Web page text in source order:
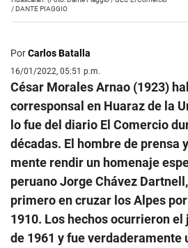
/DANTE PIAGGIO
PorCarlos Batalla
16/01/2022, 05:51 p.m.
César Morales Arnao (1923)
corresponsal en Huaraz de la
lo fue del diario El Comercio
décadas. El hombre de prensa
mente rendir un homenaje
peruano Jorge Chávez
primero en cruzar los Alpes
1910. Los hechos ocurrieron el
de 1961 y fue verdaderamente